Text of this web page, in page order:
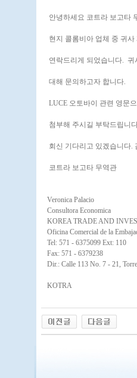
안녕하세요 코트라 보고타
현지 콜롬비아 업체 중 귀
연락드리게 되었습니다. 귀
대해 문의하고자 합니다.
LUCE 오토바이 관련 영문
첨부해 주시길 부탁드립니
회신 기다리고 있겠습니다.
코트라 보고타 무역관
Veronica Palacio
Consultora Economica
KOREA TRADE AND
Oficina Comercial de la
Tel: 571 - 6375099 Ext: 110
Fax: 571 - 6379238
Dir.: Calle 113 No. 7 - 21,
KOTRA